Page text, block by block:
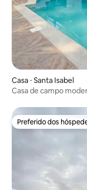
Casa ⋅ Santa Isabel
Casa de campo
Preferido dos
Preferido dos